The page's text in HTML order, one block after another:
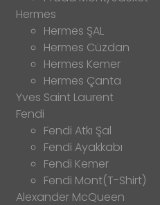
Hermes
Hermes ŞAL
Hermes Cüzdan
Hermes Kemer
Hermes Çanta
Yves Saint Laurent
Fendi
Fendi Atkı Şal
Fendi Ayakkabı
Fendi Kemer
Fendi Mont(T-Shirt)
Alexander McQueen